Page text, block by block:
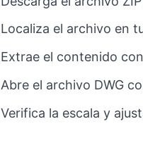
Localiza el archivo en
Extrae el contenido
Abre el archivo DWG
Verifica la escala y